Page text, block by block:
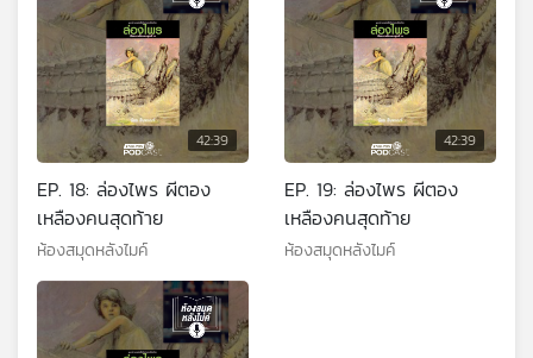
42:39
EP. 18: ล่องไพร ผีตอง
เหลืองคนสุดท้าย
ห้องสมุดหลังไมค์
42:39
EP. 19: ล่องไพร ผีตอง
เหลืองคนสุดท้าย
ห้องสมุดหลังไมค์